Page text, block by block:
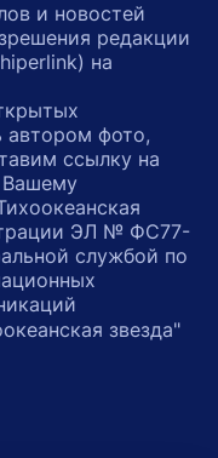
и новостей
редакции
на
автором фото,
ссылку на
Вашему
ЭЛ № ФС77-
службой по
звезда"